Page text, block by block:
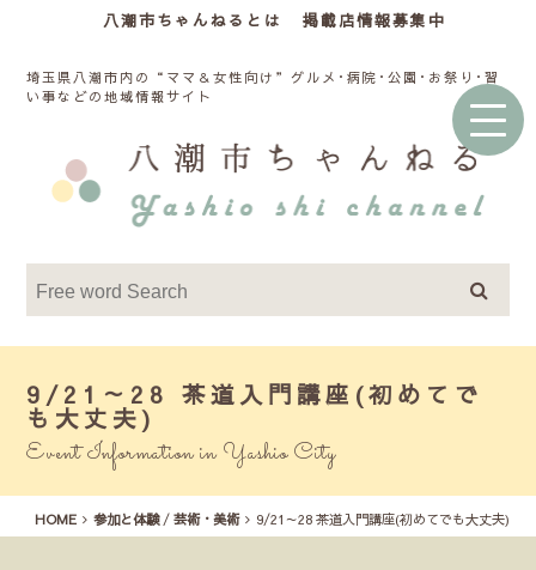
八潮市ちゃんねるとは 掲載店情報募集中
埼玉県八潮市内の“ママ＆女性向け”グルメ･病院･公園･お祭り･習
い事などの地域情報サイト
9/21～28 茶道入門講座(初めてで
も大丈夫)
Event Information in Yashio City
HOME 参加と体験/ 芸術・美術 9/21～28 茶道入門講座(初めてでも大丈夫)